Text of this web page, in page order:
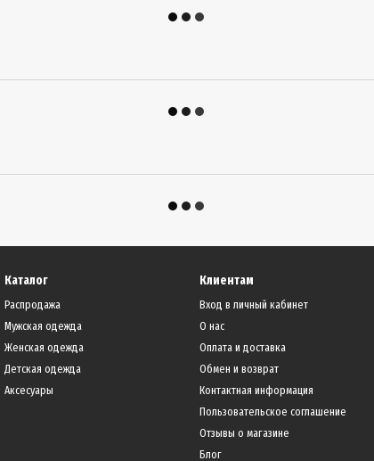
Каталог
Распродажа
Мужская одежда
Женская одежда
Детская одежда
Аксесуары
Клиентам
Вход в личный кабинет
О нас
Оплата и доставка
Обмен и возврат
Контактная информация
Пользовательское соглашение
Отзывы о магазине
Блог